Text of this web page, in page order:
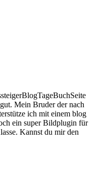
Mein Bruder der nach
ich mit einem blog
ein super Bildplugin für
Kannst du mir den